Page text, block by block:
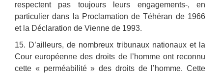
respectent pas toujours leurs engagements-, en
particulier dans la Proclamation de Téhéran de 1966
et la Déclaration de Vienne de 1993.
15. D’ailleurs, de nombreux tribunaux nationaux et la
Cour européenne des droits de l’homme ont reconnu
cette « perméabilité » des droits de l’homme. Cette